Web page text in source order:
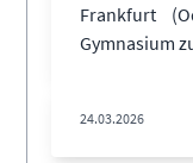
Frankfurt
Gymnasium
24.03.2026